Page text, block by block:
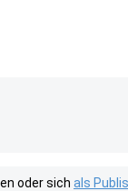
oder sich als